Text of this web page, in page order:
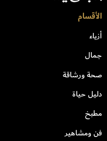
الأقسام
أزياء
جمال
صحة ورشاقة
دليل حياة
مطبخ
فن ومشاهير